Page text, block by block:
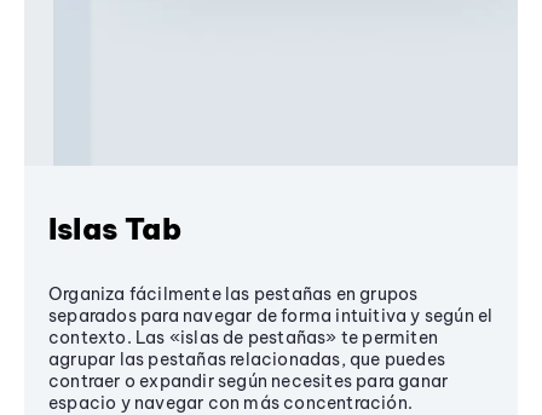
Islas Tab
Organiza fácilmente las pestañas en grupos
separados para navegar de forma intuitiva y según el
contexto. Las «islas de pestañas» te permiten
agrupar las pestañas relacionadas, que puedes
contraer o expandir según necesites para ganar
espacio y navegar con más concentración.